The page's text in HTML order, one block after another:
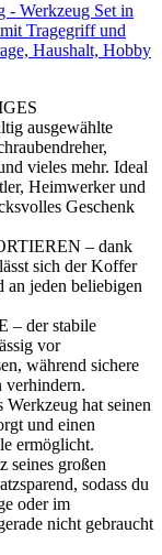
Werkzeug Set in
Tragegriff und
Haushalt, Hobby
ausgewählte
vieles mehr. Ideal
Heimwerker und
Geschenk
– dank
sich der Koffer
jeden beliebigen
der stabile
vor
während sichere
verhindern.
hat seinen
und einen
ermöglicht.
großen
sodass du
oder im
nicht gebraucht